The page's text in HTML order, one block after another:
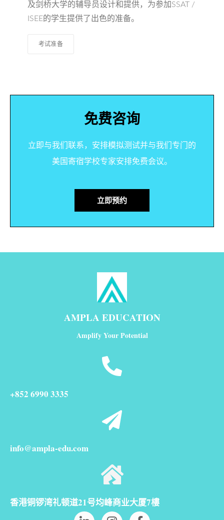
及剑桥大学的辅导员设计和提供，为参加SSAT /
ISEE的学生提供了出色的准备。
考试准备
免费咨询
立即与我们联系，安排模拟测试并与我们专门的
美国寄宿学校专家安排免费会议。
立即预约
AMPLA EDUCATION
Amplify Your Potential
+852 6990 3335
info@ampla-edu.com
香港铜锣湾礼顿道21号均峰商业大厦7樓